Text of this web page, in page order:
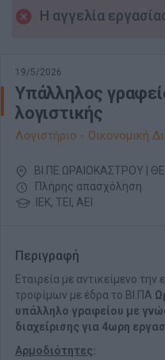
Η αγγελία
19/5/2026
Υπάλληλος
λογιστικής
Λογιστήριο - Οικονομική
ΒΙ.ΠΕ ΩΡΑΙΟΚΑΣΤΡΟΥ |
Πλήρης απασχόληση
ΙΕΚ, ΤΕΙ, ΑΕΙ
Περιγραφή
Εταιρεία με αντικείμενο
τροφίμων με έδρα το ΒΙ.ΠΑ
υπάλληλο γραφείου με
διαχείρισης για 4ωρη
Αρμοδιότητες: